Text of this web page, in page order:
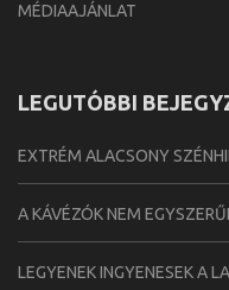
MÉDIAAJÁNLAT
LEGUTÓBBI
EXTRÉM ALACSONY
A KÁVÉZÓK NEM
LEGYENEK INGYENESEK A